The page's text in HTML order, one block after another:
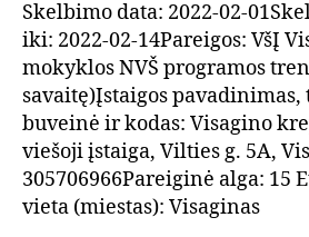
Skelbimo data: 2022-02-
iki: 2022-02-14Pareigos: VšĮ
mokyklos NVŠ programos
savaitę)Įstaigos
buveinė ir kodas: Visagino
viešoji įstaiga, Vilties g. 5A,
305706966Pareiginė alga: 15
vieta (miestas): Visaginas